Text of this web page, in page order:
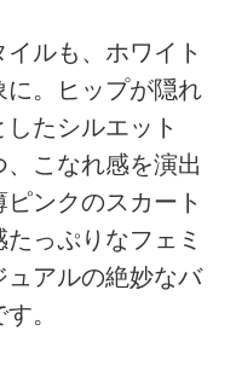
ルも、ホワイト
に。ヒップが隠れ
たシルエット
こなれ感を演出
ンクのスカート
っぷりなフェミ
ュアルの絶妙なバ
。